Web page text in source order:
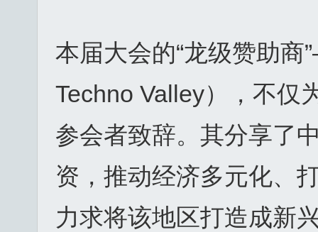
本届大会的“龙级赞助
Techno Valley），不仅
参会者致辞。其分享了
资，推动经济多元化、
力求将该地区打造成新